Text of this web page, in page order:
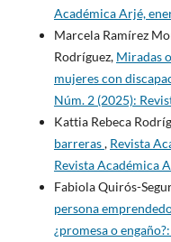
Académica Arjé,
Marcela Ramírez
Rodríguez, Miradas
mujeres con
Núm. 2 (2025):
Kattia Rebeca
barreras, Revista
Revista Académica
Fabiola Quirós-
persona
¿promesa o